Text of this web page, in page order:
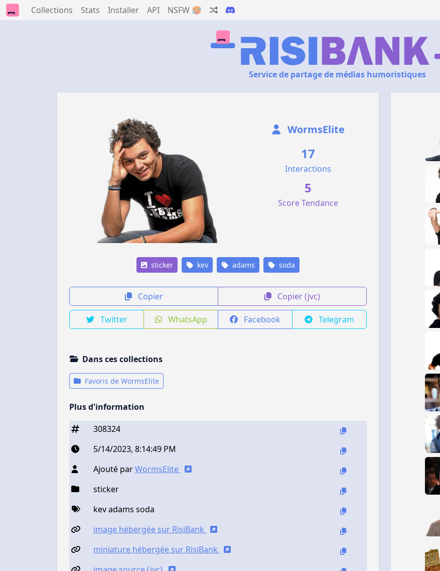
Collections Stats Installer API NSFW 🥵
Service de partage de médias humoristiques
WormsElite
17
Interactions
5
Score Tendance
sticker kev adams soda
Copier Copier (jvc)
Twitter WhatsApp Facebook Telegram
Dans ces collections
Favoris de WormsElite
Plus d'information
308324
5/14/2023, 8:14:49 PM
Ajouté parWormsElite
sticker
kev adams soda
image hébergée sur RisiBank
miniature hébergée sur RisiBank